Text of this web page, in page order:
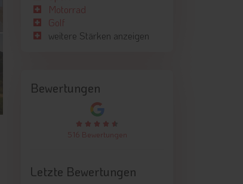
Motorrad
Golf
weitere Stärken anzeigen
Bewertungen
516 Bewertungen
Letzte Bewertungen